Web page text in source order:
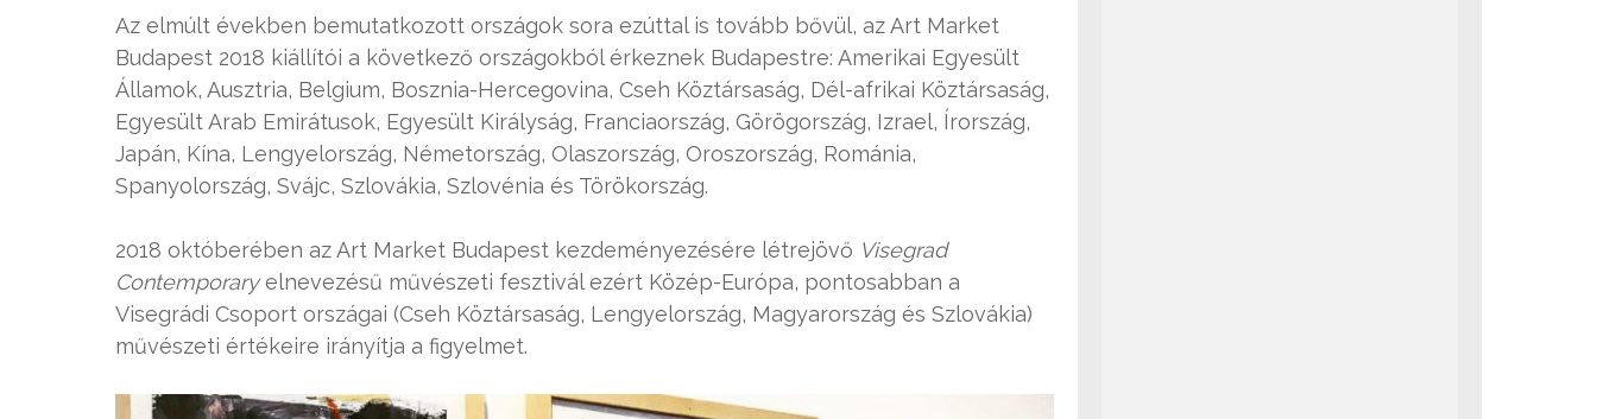
Az elmúlt években bemutatkozott országok sora ezúttal is tovább bővül, az Art Market
Budapest 2018 kiállítói a következő országokból érkeznek Budapestre: Amerikai Egyesült
Államok, Ausztria, Belgium, Bosznia-Hercegovina, Cseh Köztársaság, Dél-afrikai Köztársaság,
Egyesült Arab Emirátusok, Egyesült Királyság, Franciaország, Görögország, Izrael, Írország,
Japán, Kína, Lengyelország, Németország, Olaszország, Oroszország, Románia,
Spanyolország, Svájc, Szlovákia, Szlovénia és Törökország.
2018 októberében az Art Market Budapest kezdeményezésére létrejövő Visegrad
Contemporaryelnevezésű művészeti fesztivál ezért Közép-Európa, pontosabban a
Visegrádi Csoport országai (Cseh Köztársaság, Lengyelország, Magyarország és Szlovákia)
művészeti értékeire irányítja a figyelmet.